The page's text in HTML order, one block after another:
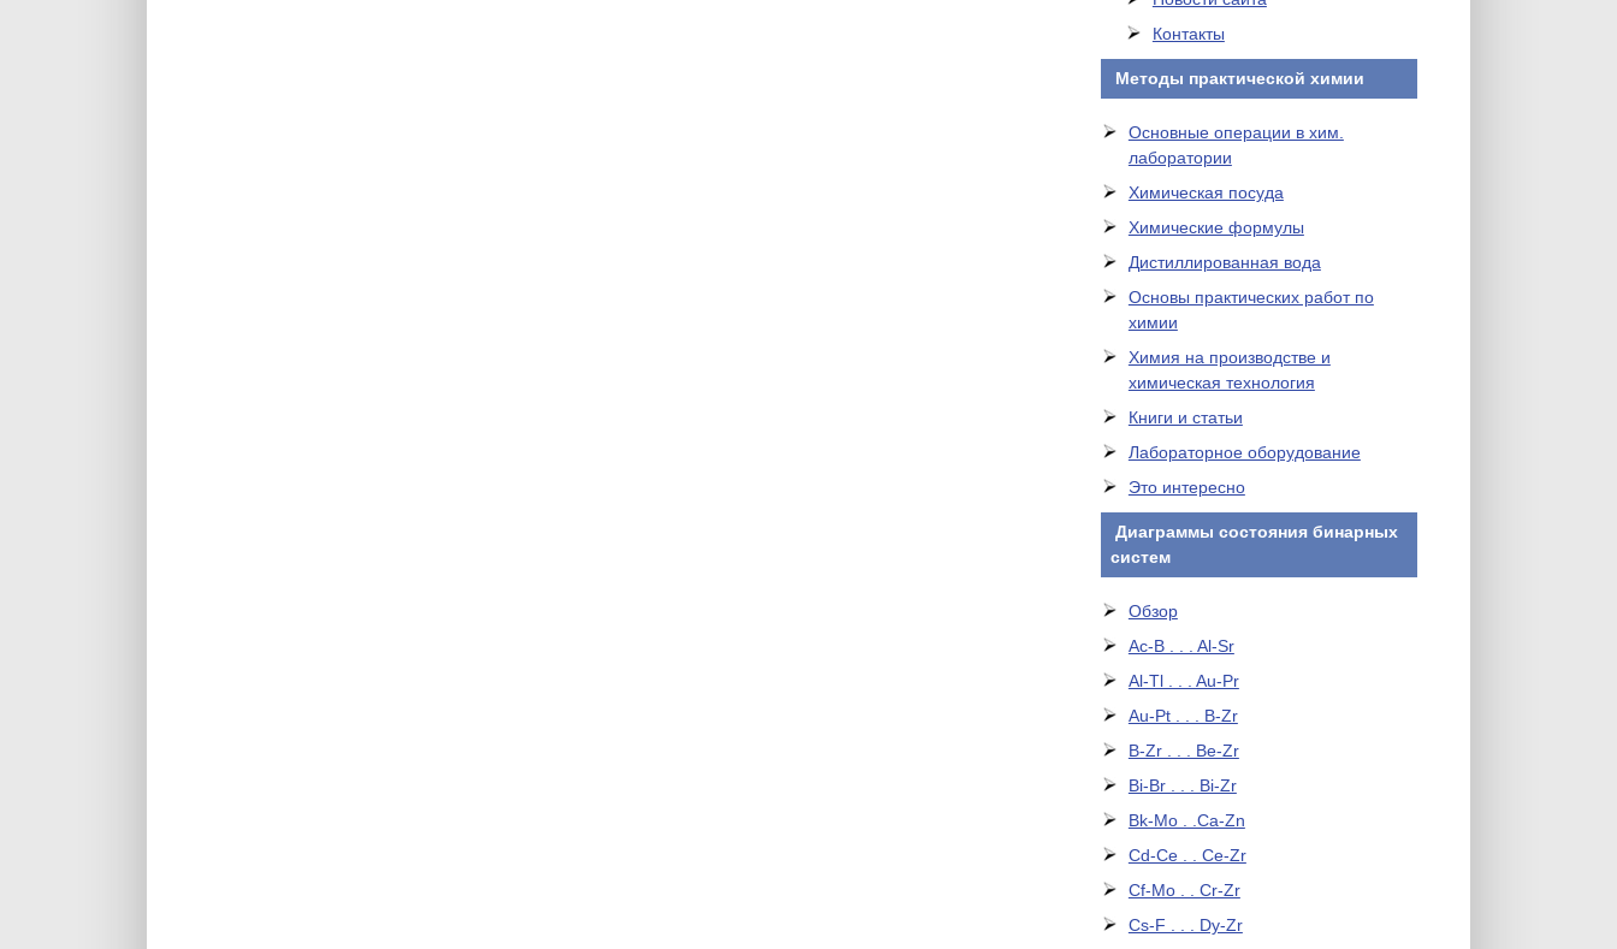
Контакты
Методы практической химии
Основные операции в хим.
лаборатории
Химическая посуда
Химические формулы
Дистиллированная вода
Основы практических работ по
химии
Химия на производстве и
химическая технология
Книги и статьи
Лабораторное оборудование
Это интересно
Диаграммы состояния бинарных
систем
Обзор
Ac-B . . . Al-Sr
Al-Tl . . . Au-Pr
Au-Pt . . . B-Zr
B-Zr . . . Be-Zr
Bi-Br . . . Bi-Zr
Bk-Mo . .Ca-Zn
Cd-Ce . . Ce-Zr
Cf-Mo . . Cr-Zr
Cs-F . . . Dy-Zr